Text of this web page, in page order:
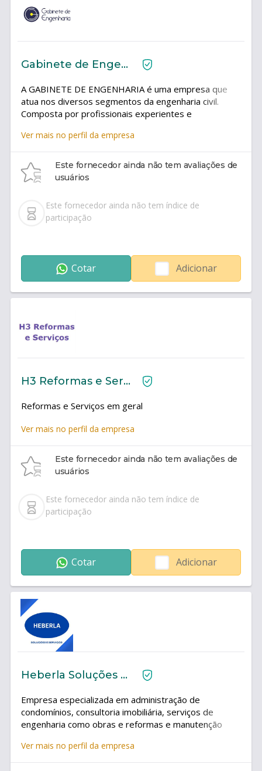
Gabinete de Engenharia
A GABINETE DE ENGENHARIA é uma empresa que
atua nos diversos segmentos da engenharia civil.
Composta por profissionais experientes e
execução dos serviços prestados.
Ver mais no perfil da empresa
Este fornecedor ainda não tem avaliações de
usuários
Este fornecedor ainda não tem índice de
participação
Cotar Adicionar
H3 Reformas e Serviços
Reformas e Serviços em geral
Ver mais no perfil da empresa
Este fornecedor ainda não tem avaliações de
usuários
Este fornecedor ainda não tem índice de
participação
Cotar Adicionar
Heberla Soluções e Serviços
Empresa especializada em administração de
condomínios, consultoria imobiliária, serviços de
engenharia como obras e reformas e manutenção
técnicos.Soluções em energia solar.
Ver mais no perfil da empresa